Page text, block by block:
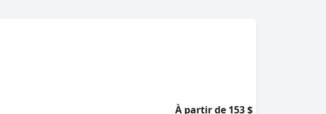
À partir de 153 $